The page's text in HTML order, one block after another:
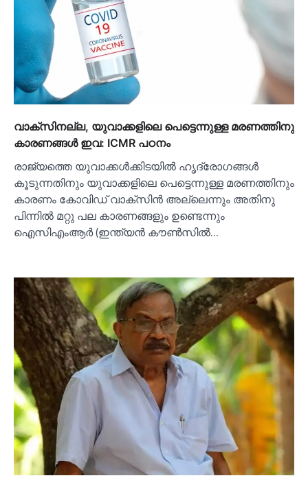
വാക്സിനല്ല, യുവാക്കളിലെ പെട്ടെന്നുള്ള മരണത്തിനു
കാരണങ്ങള്‍ ഇവ: ICMR പഠനം
രാജ്യത്തെ യുവാക്കള്‍ക്കിടയില്‍ ഹൃദ്രോഗങ്ങള്‍
കൂടുന്നതിനും യുവാക്കളിലെ പെട്ടെന്നുള്ള മരണത്തിനും
കാരണം കോവിഡ് വാക്സിൻ അല്ലെന്നും അതിനു
പിന്നില്‍ മറ്റു പല കാരണങ്ങളും ഉണ്ടെന്നും
ഐസിഎംആര്‍ (ഇന്ത്യൻ കൗണ്‍സില്‍…